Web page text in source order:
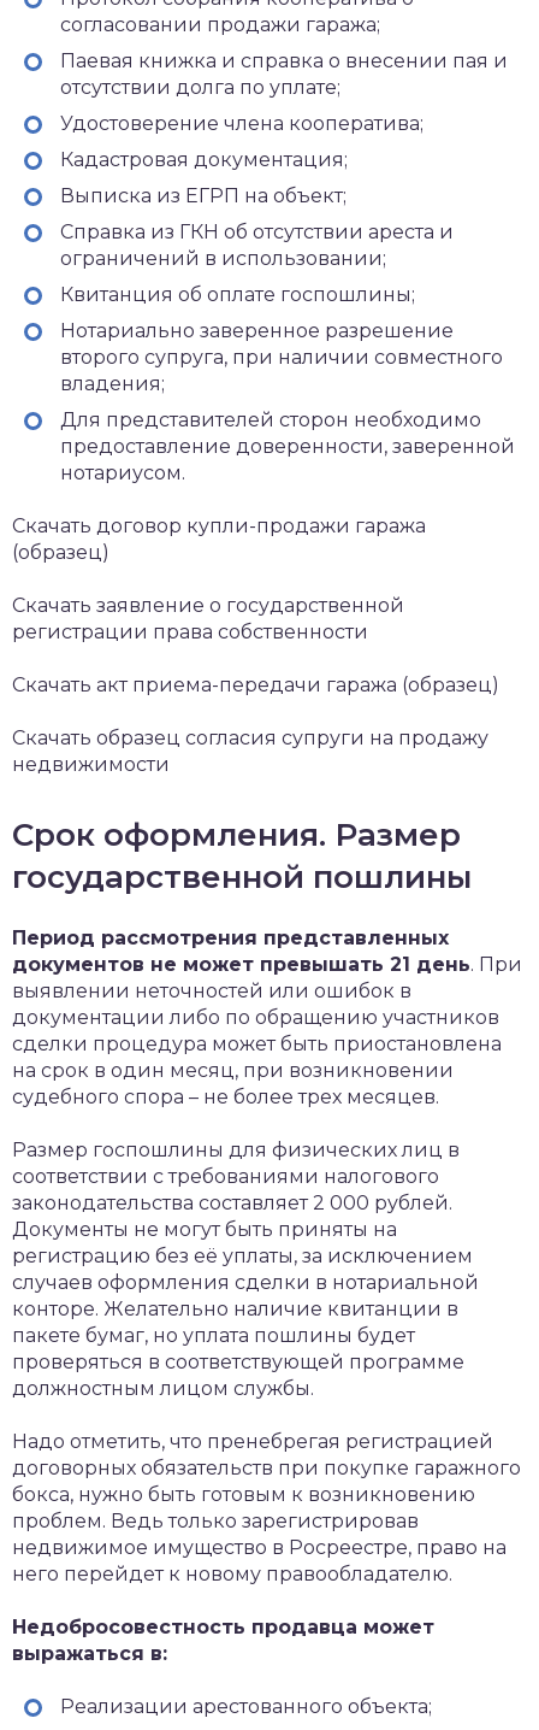
согласовании продажи гаража;
Паевая книжка и справка о внесении пая и
отсутствии долга по уплате;
Удостоверение члена кооператива;
Кадастровая документация;
Выписка из ЕГРП на объект;
Справка из ГКН об отсутствии ареста и
ограничений в использовании;
Квитанция об оплате госпошлины;
Нотариально заверенное разрешение
второго супруга, при наличии совместного
владения;
Для представителей сторон необходимо
предоставление доверенности, заверенной
нотариусом.
Скачать договор купли-продажи гаража
(образец)
Скачать заявление о государственной
регистрации права собственности
Скачать акт приема-передачи гаража (образец)
Скачать образец согласия супруги на продажу
недвижимости
Срок оформления. Размер
государственной пошлины
Период рассмотрения представленных
документов не может превышать 21 день. При
выявлении неточностей или ошибок в
документации либо по обращению участников
сделки процедура может быть приостановлена
на срок в один месяц, при возникновении
судебного спора – не более трех месяцев.
Размер госпошлины для физических лиц в
соответствии с требованиями налогового
законодательства составляет 2 000 рублей.
Документы не могут быть приняты на
регистрацию без её уплаты, за исключением
случаев оформления сделки в нотариальной
конторе. Желательно наличие квитанции в
пакете бумаг, но уплата пошлины будет
проверяться в соответствующей программе
должностным лицом службы.
Надо отметить, что пренебрегая регистрацией
договорных обязательств при покупке гаражного
бокса, нужно быть готовым к возникновению
проблем. Ведь только зарегистрировав
недвижимое имущество в Росреестре, право на
него перейдет к новому правообладателю.
Недобросовестность продавца может
выражаться в:
Реализации арестованного объекта;